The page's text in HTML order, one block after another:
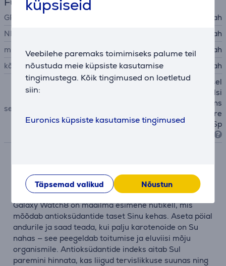
küpsiseid
Veebilehe paremaks toimimiseks palume teil
nõustuda meie küpsiste kasutamise
tingimustega. Kõik tingimused on loetletud
siin:
Euronics küpsiste kasutamise tingimused
Täpsemad valikud Nõustun
GPS
Jah
NFC
Jah
mikrofon
Jah
kõlarid
Jah
sensorid
güroskoop, GPS, NFC, aktsel
eromeeter, baromeeter, pulsi
andur, geomagneetiline sens
or, temperatuuriandur, vere
hapnikusisalduse sensor (Sp
Leia tasakaal tervislikuma elu nimel
Galaxy Watch8 on maailma esimene nutikell, mis
mõõdab antioksüdantide taset Sinu kehas. Aseta pöial
andurile ja saad teada, kui palju karotenoide on Su
nahas — see peegeldab toitumise ja eluviisi mõju
organismile. Antioksüdantide indeks aitab Sul
paremini hinnata, kas liigud tervislikkuse suunas ning